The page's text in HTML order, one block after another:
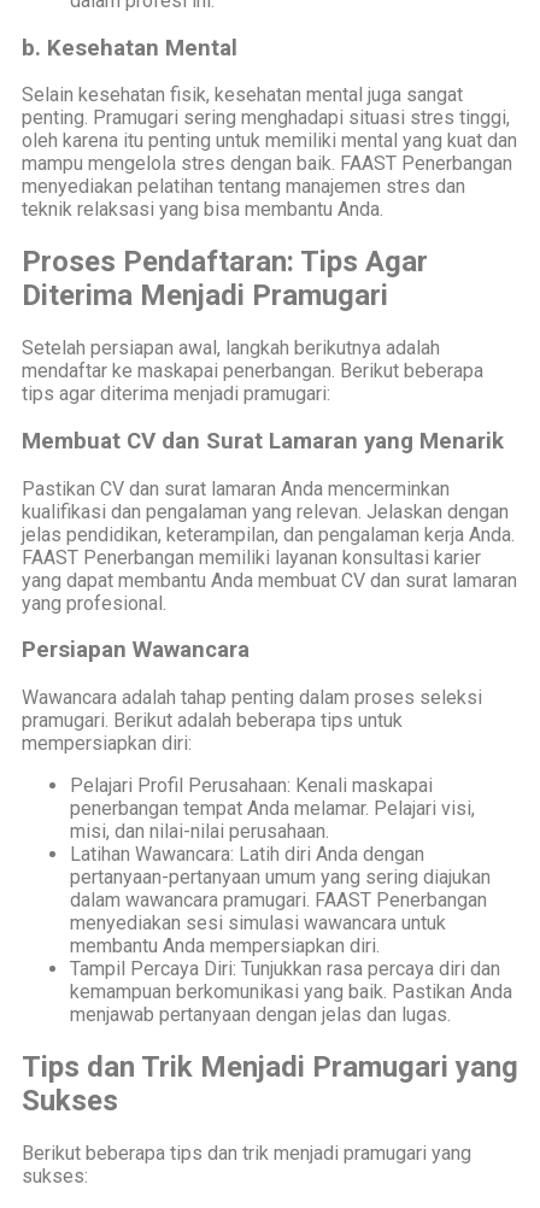
b. Kesehatan Mental
Selain kesehatan fisik, kesehatan mental juga sangat
penting. Pramugari sering menghadapi situasi stres tinggi,
oleh karena itu penting untuk memiliki mental yang kuat dan
mampu mengelola stres dengan baik. FAAST Penerbangan
menyediakan pelatihan tentang manajemen stres dan
teknik relaksasi yang bisa membantu Anda.
Proses Pendaftaran: Tips Agar
Diterima Menjadi Pramugari
Setelah persiapan awal, langkah berikutnya adalah
mendaftar ke maskapai penerbangan. Berikut beberapa
tips agar diterima menjadi pramugari:
Membuat CV dan Surat Lamaran yang Menarik
Pastikan CV dan surat lamaran Anda mencerminkan
kualifikasi dan pengalaman yang relevan. Jelaskan dengan
jelas pendidikan, keterampilan, dan pengalaman kerja Anda.
FAAST Penerbangan memiliki layanan konsultasi karier
yang dapat membantu Anda membuat CV dan surat lamaran
yang profesional.
Persiapan Wawancara
Wawancara adalah tahap penting dalam proses seleksi
pramugari. Berikut adalah beberapa tips untuk
mempersiapkan diri:
Pelajari Profil Perusahaan: Kenali maskapai
penerbangan tempat Anda melamar. Pelajari visi,
misi, dan nilai-nilai perusahaan.
Latihan Wawancara: Latih diri Anda dengan
pertanyaan-pertanyaan umum yang sering diajukan
dalam wawancara pramugari. FAAST Penerbangan
menyediakan sesi simulasi wawancara untuk
membantu Anda mempersiapkan diri.
Tampil Percaya Diri: Tunjukkan rasa percaya diri dan
kemampuan berkomunikasi yang baik. Pastikan Anda
menjawab pertanyaan dengan jelas dan lugas.
Tips dan Trik Menjadi Pramugari yang
Sukses
Berikut beberapa tips dan trik menjadi pramugari yang
sukses: